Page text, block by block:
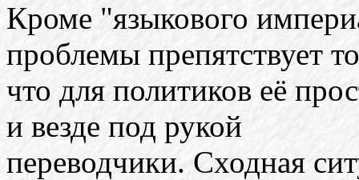
Кроме "языкового
проблемы препятствует
что для политиков её
и везде под рукой
переводчики. Сходная